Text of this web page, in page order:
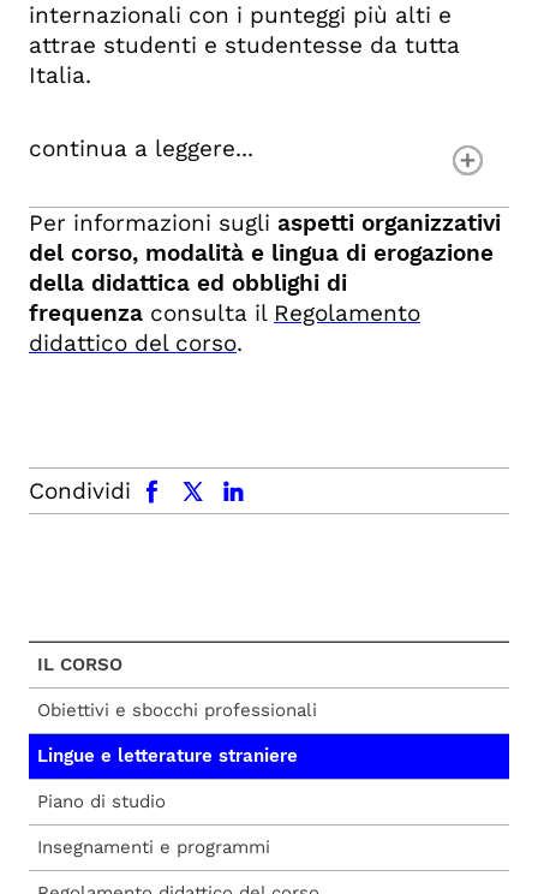
internazionali con i punteggi più alti e
attrae studenti e studentesse da tutta
Italia.
continua a leggere...
Per informazioni sugli aspetti organizzativi
del corso, modalità e lingua di erogazione
della didattica ed obblighi di
frequenza consulta il Regolamento
didattico del corso.
Condividi
facebook x.com linkedin
IL CORSO
Obiettivi e sbocchi professionali
Lingue e letterature straniere
Piano di studio
Insegnamenti e programmi